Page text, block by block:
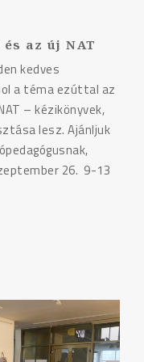
az új NAT
kedves
a téma ezúttal az
– kézikönyvek,
lesz. Ajánljuk
26. 9-13